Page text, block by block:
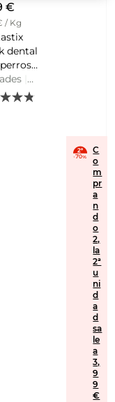
€
/ Kg
dental
28
C
o
m
pr
a
n
d
o
2,
la
2ª
u
ni
d
a
d
sa
le
a
3,
9
9
€